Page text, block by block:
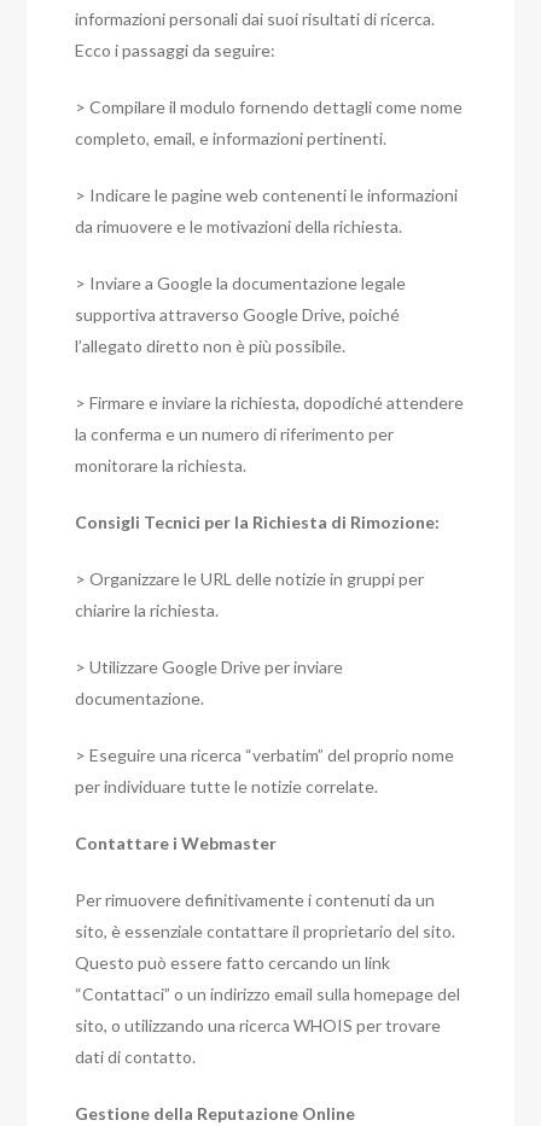
informazioni personali dai suoi risultati di ricerca.
Ecco i passaggi da seguire:
> Compilare il modulo fornendo dettagli come nome
completo, email, e informazioni pertinenti.
> Indicare le pagine web contenenti le informazioni
da rimuovere e le motivazioni della richiesta.
> Inviare a Google la documentazione legale
supportiva attraverso Google Drive, poiché
l’allegato diretto non è più possibile.
> Firmare e inviare la richiesta, dopodiché attendere
la conferma e un numero di riferimento per
monitorare la richiesta.
Consigli Tecnici per la Richiesta di Rimozione:
> Organizzare le URL delle notizie in gruppi per
chiarire la richiesta.
> Utilizzare Google Drive per inviare
documentazione.
> Eseguire una ricerca “verbatim” del proprio nome
per individuare tutte le notizie correlate.
Contattare i Webmaster
Per rimuovere definitivamente i contenuti da un
sito, è essenziale contattare il proprietario del sito.
Questo può essere fatto cercando un link
“Contattaci” o un indirizzo email sulla homepage del
sito, o utilizzando una ricerca WHOIS per trovare
dati di contatto.
Gestione della Reputazione Online